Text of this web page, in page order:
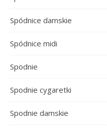
Spódnice damskie
Spódnice midi
Spodnie
Spodnie cygaretki
Spodnie damskie